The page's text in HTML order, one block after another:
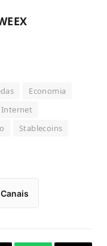
Economia
Internet
Stablecoins